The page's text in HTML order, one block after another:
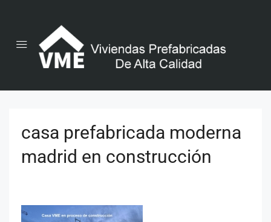
casa prefabricada moderna
madrid en construcción